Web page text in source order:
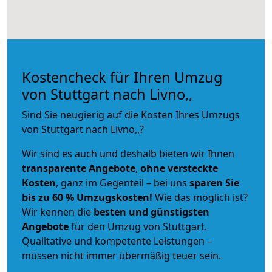
Kostencheck für Ihren Umzug
von Stuttgart nach Livno,,
Sind Sie neugierig auf die Kosten Ihres Umzugs
von Stuttgart nach Livno,,?
Wir sind es auch und deshalb bieten wir Ihnen
transparente Angebote, ohne versteckte
Kosten, ganz im Gegenteil – bei uns sparen Sie
bis zu 60 % Umzugskosten! Wie das möglich ist?
Wir kennen die besten und günstigsten
Angebotefür den Umzug von Stuttgart.
Qualitative und kompetente Leistungen –
müssen nicht immer übermäßig teuer sein.